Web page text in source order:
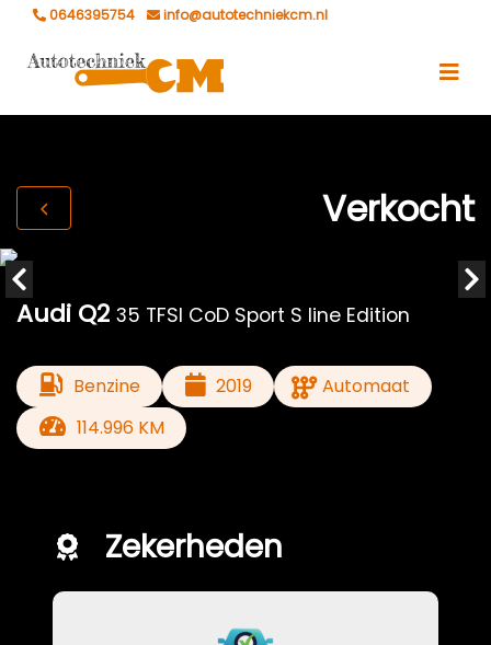
0646395754 info@autotechniekcm.nl
Verkocht
Audi Q2 35 TFSI CoD Sport S line Edition
Benzine 2019
Automaat
114.996 KM
Zekerheden